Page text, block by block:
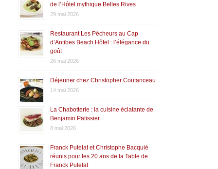
de l’Hôtel mythique Belles Rives
29 mai 2026
Restaurant Les Pêcheurs au Cap
d’Antibes Beach Hôtel : l’élégance du
goût
26 mai 2026
Déjeuner chez Christopher Coutanceau
14 mai 2026
La Chabotterie : la cuisine éclatante de
Benjamin Patissier
8 mai 2026
Franck Putelat et Christophe Bacquié
réunis pour les 20 ans de la Table de
Franck Putelat